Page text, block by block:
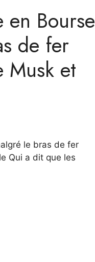
en Bourse
de fer
Musk et
le bras de fer
Qui a dit que les